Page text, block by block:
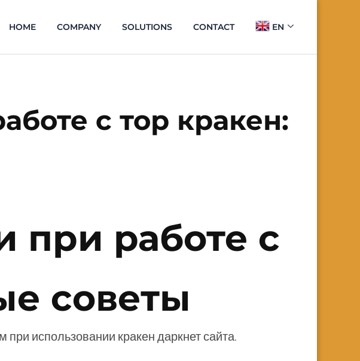
HOME COMPANY SOLUTIONS CONTACT EN
с тор кракен:
при работе с
советы
использовании кракен даркнет сайта.